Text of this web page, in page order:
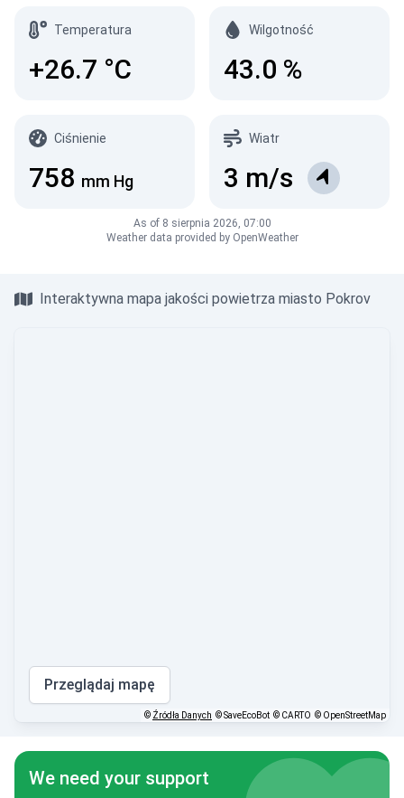
Temperatura
+26.7 °C
Wilgotność
43.0 %
Ciśnienie
758 mm Hg
Wiatr
3 m/s
As of 8 sierpnia 2026, 07:00
Weather data provided by OpenWeather
Interaktywna mapa jakości powietrza miasto Pokrov
Przeglądaj mapę
© Źródła Danych © SaveEcoBot © CARTO © OpenStreetMap
We need your support